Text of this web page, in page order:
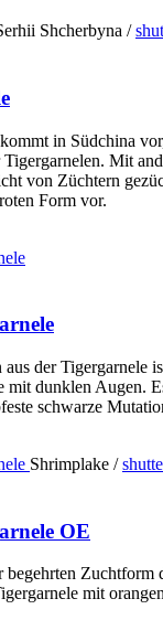
Shcherbyna /
in Südchina
Mit
von Züchtern
Form vor.
der Tigergarnele
mit dunklen Augen.
schwarze
Shrimplake /
OE
begehrten Zuchtform
mit